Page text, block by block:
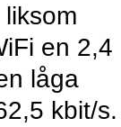
en 2,4
låga
kbit/s.